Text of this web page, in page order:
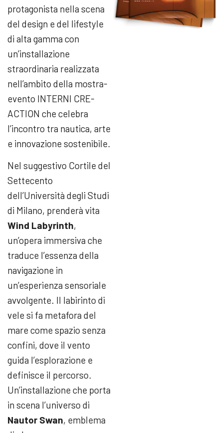
protagonista nella scena
del design e del lifestyle
di alta gamma con
un’installazione
straordinaria realizzata
nell’ambito della mostra-
evento INTERNI CRE-
ACTION che celebra
l’incontro tra nautica, arte
e innovazione sostenibile.
Nel suggestivo Cortile del
Settecento
dell’Università degli Studi
di Milano, prenderà vita
Wind Labyrinth,
un’opera immersiva che
traduce l’essenza della
navigazione in
un’esperienza sensoriale
avvolgente. Il labirinto di
vele si fa metafora del
mare come spazio senza
confini, dove il vento
guida l’esplorazione e
definisce il percorso.
Un’installazione che porta
in scena l’universo di
Nautor Swan, emblema